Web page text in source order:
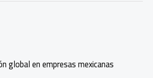
global en empresas mexicanas